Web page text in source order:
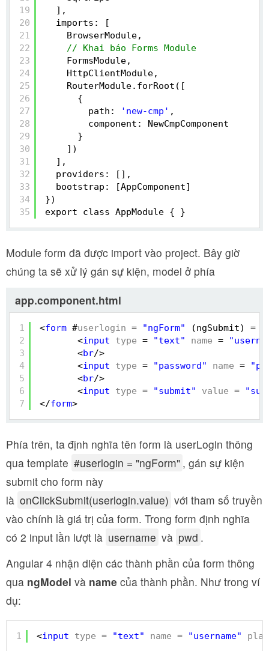
19
20
21
22
23
24
25
26
27
28
29
30
31
32
33
34
35
],
imports: [
BrowserModule,
// Khai báo Forms Module
FormsModule,
HttpClientModule,
RouterModule.forRoot([
{
path:
'new-cmp' ,
component: NewCmpComponent
}
])
],
providers: [],
bootstrap: [AppComponent]
})
export class AppModule { }
Module form đã được import vào project. Bây giờ
chúng ta sẽ xử lý gán sự kiện, model ở phía
app.component.html
1
2
3
4
5
6
7
<form #userlogin = "ngForm"
(ngSubmit) =
<input type = "text" name =
<br/>
<input type = "password" name =
<br/>
<input type = "submit" value =
</form>
Phía trên, ta định nghĩa tên form là userLogin thông
qua template #userlogin = "ngForm" , gán sự kiện
submit cho form này
là onClickSubmit(userlogin.value) với tham số truyền
vào chính là giá trị của form. Trong form định nghĩa
có 2 input lần lượt là username và pwd .
Angular 4 nhận diện các thành phần của form thông
qua ngModel và name của thành phần. Như trong ví
dụ:
1 <input type = "text" name = "username"